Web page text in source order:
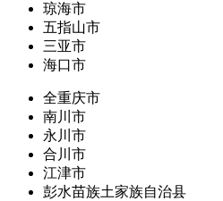
琼海市
五指山市
三亚市
海口市
全重庆市
南川市
永川市
合川市
江津市
彭水苗族土家族自治县